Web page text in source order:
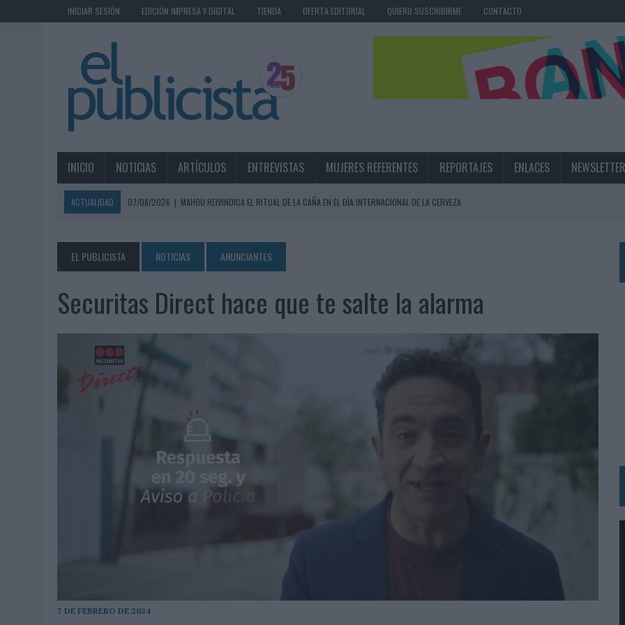
INICIAR SESIÓN EDICIÓN IMPRESA Y DIGITAL TIENDA OFERTA EDITORIAL QUIERO SUSCRIBIRME CONTACTO
INICIO NOTICIAS ARTÍCULOS ENTREVISTAS MUJERES REFERENTES REPORTAJES ENLACES NEWSLETTER
ACTUALIDAD 07/08/2026 | MAHOU REIVINDICA EL RITUAL DE LA CAÑA EN EL DÍA INTERNACIONAL DE LA CERVEZA
07/08/2026 | EL VERANO PONE A PRUEBA LA ESTRATEGIA DIGITAL DE LAS MARCAS
VUELING CONVIERTE LOS RECUERDOS EN SOUVENIRS CON IA
07/08/2026
CUANDO SE APAGUE EL SOL, EL ECLIPSE DE 2026 PONDRÁ A PRUEBA LA CREATIVIDAD DE LAS MARCAS
‘LA VUELTA’, DE FENOMENAL PARA MÁLAGA CF
06/08/2026 |
SIETE DE CADA DIEZ EMPRESAS ESPAÑOLAS NO INTEGRAN LA INFANCIA EN SU ESTRATEGIA
06/08/2026
LA TELEVISIÓN SIGUE LIDERANDO EL CONSUMO DE MEDIOS EN VERANO Y SUPERA AL MÓVIL COMO DISPOSITIVO MÁS UTILIZADO
EL USO DE LA IA GENERATIVA ALCANZA YA AL 62% DE LOS ESPAÑOLES
SYSTEM1 NOMBRA A KIMBERLY BASTONI COMO NUEVA DIRECTORA COMERCIAL GLOBAL
FRIGO Y UNIQLO LANZAN UNA COLECCIÓN PERSONALIZABLE INSPIRADA EN CORNETTO, CALIPPO Y SOLERO
LA IA ESTÁ SUBIENDO EL LISTÓN DE LA CREATIVIDAD
BEON WORLDWIDE LANZA RAÍZ URBANA PARA TRANSFORMAR EL PATRIMONIO HISTÓRICO EN ACTIVOS CULTURALES Y ECONÓMICOS
LOPESAN HOTELS & RESORTS ACERCA EL PARAÍSO CANARIO EN SU ÚLTIMA CAMPAÑA INTERNACIONAL
LUIS ARQUILLOS (BURGO DE ARIAS): “LA CONSTRUCCIÓN DE MARCA A LARGO PLAZO Y LA MEDICIÓN SON DOS CARAS DE LA MISMA
04/08/2026 | ‘EL PARAÍSO MÁS CERCA’, DE 22GRADOS PARA LOPESAN HOTELS & RESORTS
EL PUBLICISTA NOTICIAS ANUNCIANTES
Securitas Direct hace que te salte la alarma
7 DE FEBRERO DE 2024